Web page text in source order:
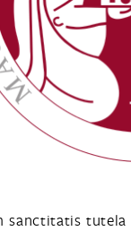
sanctitatis tutela